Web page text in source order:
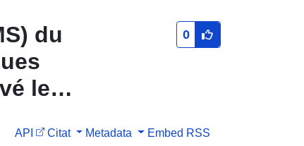
du
le
0
API Citat Metadata Embed RSS